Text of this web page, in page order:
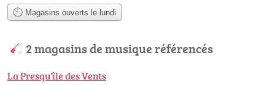
Magasins ouverts le lundi
2 magasins de musique référencés
La Presqu'île des Vents